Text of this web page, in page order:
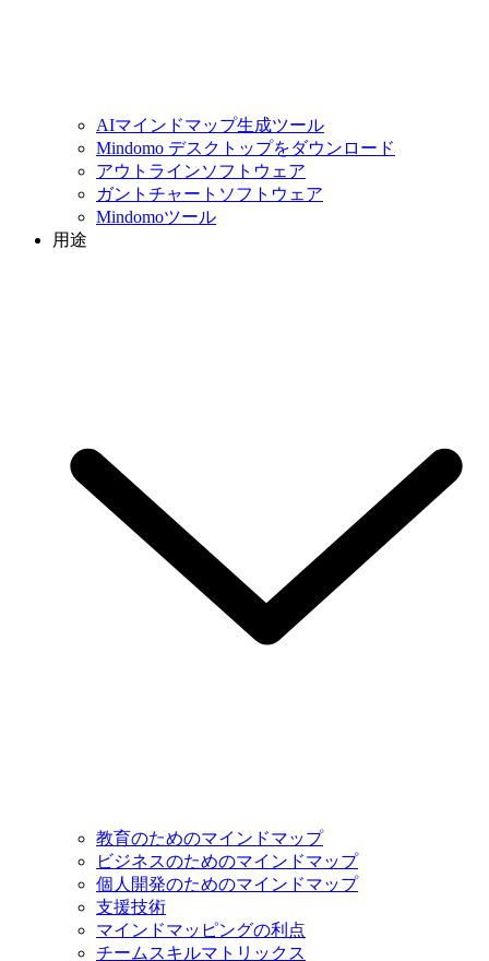
AIマインドマップ生成ツール
Mindomo デスクトップをダウンロード
アウトラインソフトウェア
ガントチャートソフトウェア
Mindomoツール
用途
教育のためのマインドマップ
ビジネスのためのマインドマップ
個人開発のためのマインドマップ
支援技術
マインドマッピングの利点
チームスキルマトリックス